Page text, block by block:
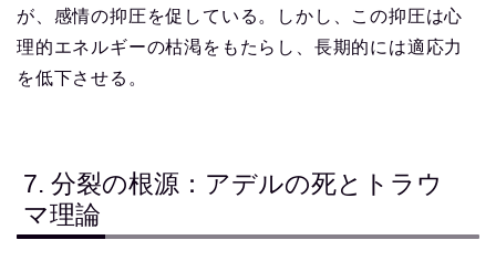
が、感情の抑圧を促している。しかし、この抑圧は心
理的エネルギーの枯渇をもたらし、長期的には適応力
を低下させる。
7. 分裂の根源：アデルの死とトラウ
マ理論